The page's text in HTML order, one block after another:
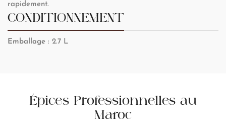
rapidement.
CONDITIONNEMENT
Emballage : 2.7 L
Épices Professionnelles au
Maroc